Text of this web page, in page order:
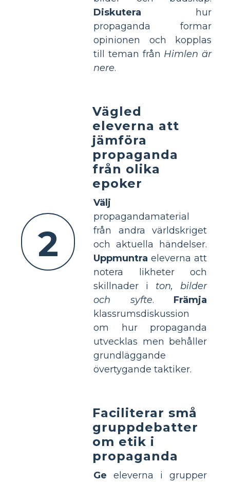
Diskutera hur
propaganda formar
opinionen och kopplas
till teman från Himlen är
nere.
2
Vägled
eleverna att
jämföra
propaganda
från olika
epoker
Välj
propagandamaterial
från andra världskriget
och aktuella händelser.
Uppmuntra eleverna att
notera likheter och
skillnader i ton, bilder
och syfte. Främja
klassrumsdiskussion
om hur propaganda
utvecklas men behåller
grundläggande
övertygande taktiker.
Faciliterar små
gruppdebatter
om etik i
propaganda
Ge eleverna i grupper